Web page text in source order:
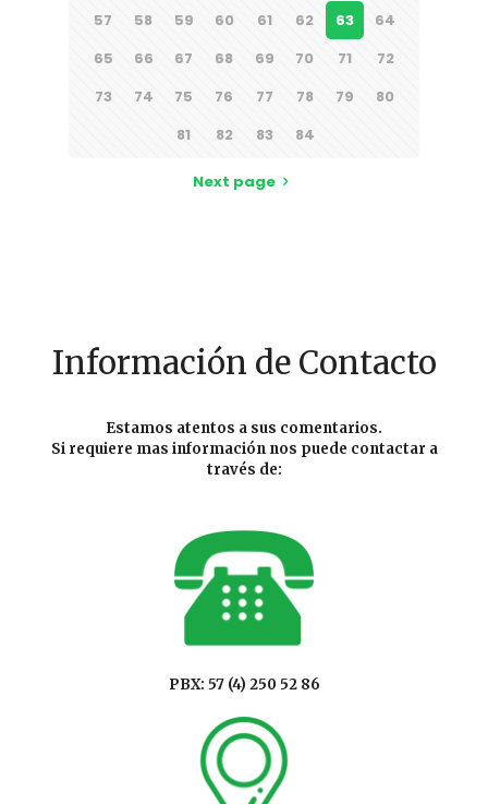
57
58 59 60 61 62 63
64
65
66 67 68 69 70 71
72
73
74 75 76 77 78 79
80
81
82 83 84
Next page
Información de Contacto
Estamos atentos a sus comentarios.
Si requiere mas información nos puede contactar a
través de:
PBX: 57 (4) 250 52 86